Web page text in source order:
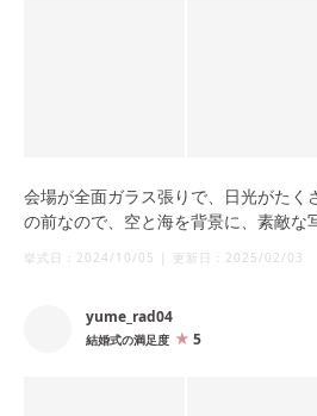
会場が全面ガラス張りで、日光がたく
の前なので、空と海を背景に、素敵な
挙式日： 2024/10/05 | 更新日： 2025/02/03
yume_rad04
結婚式の満足度 5